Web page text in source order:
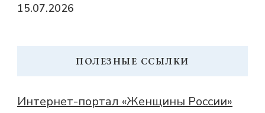
15.07.2026
ПОЛЕЗНЫЕ ССЫЛКИ
Интернет-портал «Женщины России»